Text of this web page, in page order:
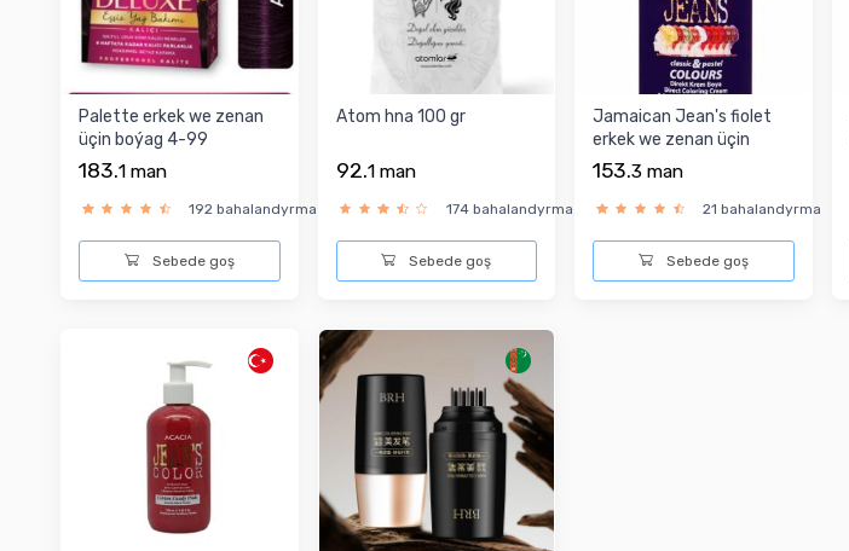
Palette erkek we zenan
üçin boýag 4-99
183.1 man
192 bahalandyrma
Sebede goş
Atom hna 100 gr
92.1 man
174 bahalandyrma
Sebede goş
Jamaican Jean's fiolet
erkek we zenan üçin
kraska
153.3 man
21 bahalandyrma
Sebede goş